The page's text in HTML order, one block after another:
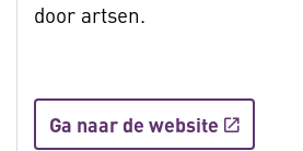
door artsen.
Ga naar de website